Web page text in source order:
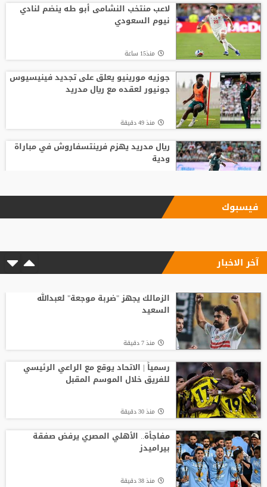
لاعب منتخب النشامى أبو طه ينضم لنادي
نيوم السعودي
منذ15 ساعة
جوزيه مورينيو يعلق على تجديد فينيسيوس
جونيور لعقده مع ريال مدريد
منذ 49 دقيقة
ريال مدريد يهزم فرينتسفاروش في مباراة
ودية
ليفربول يحسم صفقة أراخو لاعب برشلونة
مأساة وفاة لاعب شاب
باريس سان جيرمان يتوصل إلى اتفاق مع
فيران توريس
لوكا زيدان يودع غرناطة ويوقع لناد إسباني
جديد
فيسبوك
آخر الاخبار
الزمالك يجهز "ضربة موجعة" لعبدالله
السعيد
منذ 7 دقيقة
رسمياً | الاتحاد يوقع مع الراعي الرئيسي
للفريق خلال الموسم المقبل
منذ 30 دقيقة
مفاجأة.. الأهلي المصري يرفض صفقة
بيراميدز
منذ 38 دقيقة